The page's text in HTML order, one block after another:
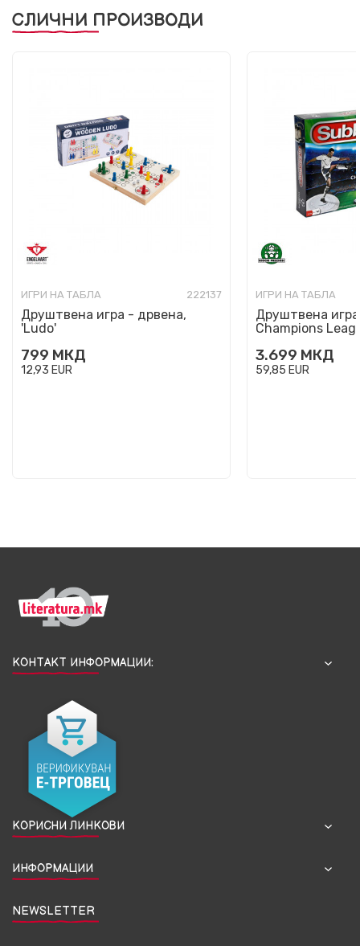
СЛИЧНИ ПРОИЗВОДИ
ИГРИ НА ТАБЛА 222137
Друштвена игра - дрвена,
'Ludo'
799 МКД
12,93 EUR
ИГРИ НА ТАБЛА
Друштвена
Champions
3.699 МКД
59,85 EUR
КОНТАКТ ИНФОРМАЦИИ:
КОРИСНИ ЛИНКОВИ
ИНФОРМАЦИИ
NEWSLETTER